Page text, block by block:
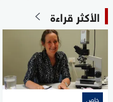
الأكثر قراءة
خاص